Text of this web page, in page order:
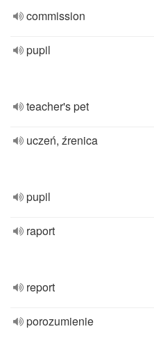
commission
pupil
teacher's pet
uczeń, źrenica
pupil
raport
report
porozumienie